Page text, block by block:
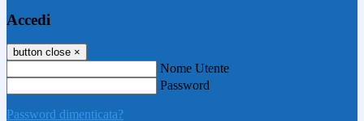
Accedi
button close ×
Nome Utente
Password
Password dimenticata?